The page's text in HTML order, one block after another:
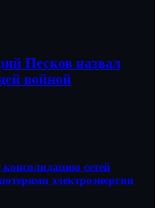
Песков назвал
войной
сетей
электроэнергии